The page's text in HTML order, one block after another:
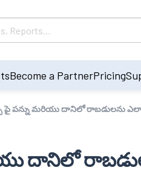
Become a PartnerPricing
పై పన్ను మరియు దానిలో రాబడులను
దానిలో